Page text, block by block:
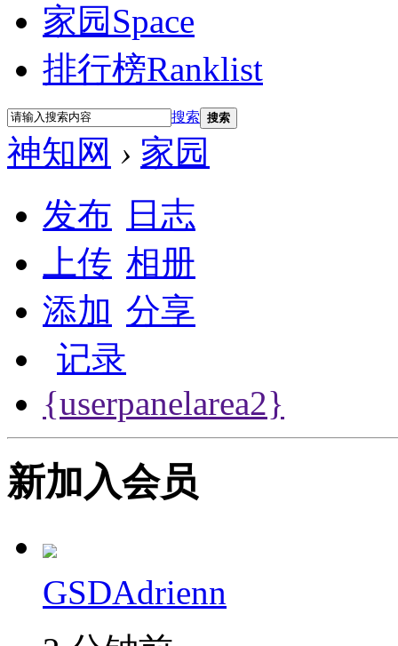
家园 Space
排行榜Ranklist
搜索 搜索
神知网 › 家园
发布
日志
上传 相册
添加 分享
记录
{userpanelarea2}
新加入会员
GSDAdrienn